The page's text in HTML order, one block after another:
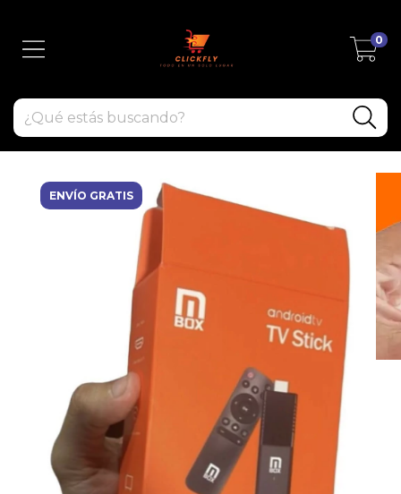
0
ENVÍO GRATIS